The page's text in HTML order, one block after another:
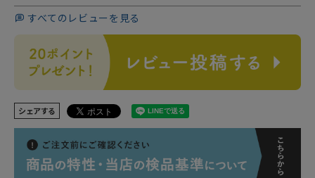
すべてのレビューを見る
シェアする